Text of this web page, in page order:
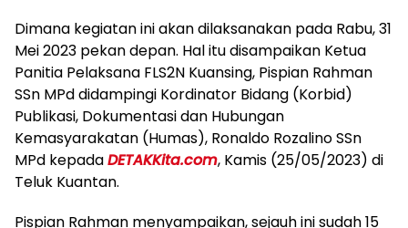
Dimana kegiatan ini akan dilaksanakan pada Rabu, 31
Mei 2023 pekan depan. Hal itu disampaikan Ketua
Panitia Pelaksana FLS2N Kuansing, Pispian Rahman
SSn MPd didampingi Kordinator Bidang (Korbid)
Publikasi, Dokumentasi dan Hubungan
Kemasyarakatan (Humas), Ronaldo Rozalino SSn
MPd kepadaDETAKKita.com, Kamis (25/05/2023) di
Teluk Kuantan.
Pispian Rahman menyampaikan, sejauh ini sudah 15